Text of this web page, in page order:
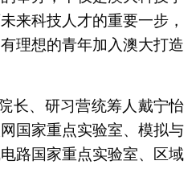
来科技人才的重要一步，
理想的青年加入澳大打造
长、研习营统筹人戴宁怡
国家重点实验室、模拟与
路国家重点实验室、区域